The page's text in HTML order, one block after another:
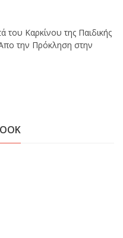
του Καρκίνου της Παιδικής
την Πρόκληση στην